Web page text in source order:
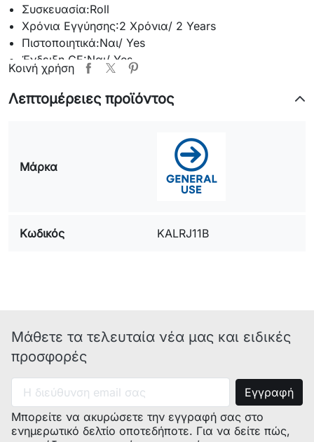
Συσκευασία:Roll
Χρόνια Εγγύησης:2 Χρόνια/ 2 Years
Πιστοποιητικά:Ναι/ Yes
Ένδειξη CE:Ναι/ Yes
Θερμοκρασία Λειτουργίας °C:
Υλικό Προϊόντος:Χαλκός & Πλαστικό/ Copper &
Plastic
Κοινή χρήση
Λεπτομέρειες προϊόντος
Μάρκα
Κωδικός KALRJ11B
Μάθετε τα τελευταία νέα μας και ειδικές
προσφορές
Μπορείτε να ακυρώσετε την εγγραφή σας στο
ενημερωτικό δελτίο οποτεδήποτε. Για να δείτε πώς,